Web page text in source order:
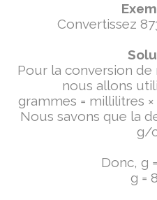
Convertissez
Pour la conversion
nous allons
grammes = millilitres
Nous savons que la
g/
Donc, g
g =